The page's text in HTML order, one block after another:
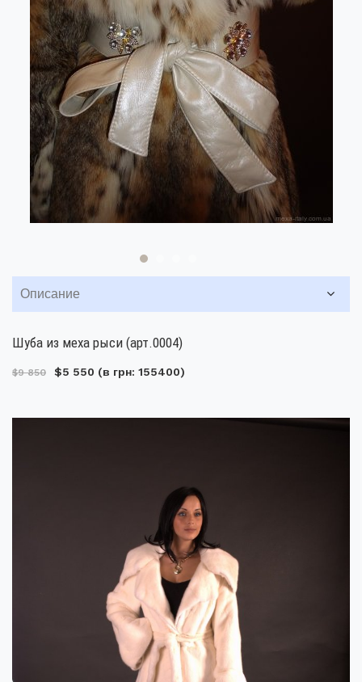
Описание
Шуба из меха рыси (арт.0004)
$9 850 $5 550 (в грн: 155400)